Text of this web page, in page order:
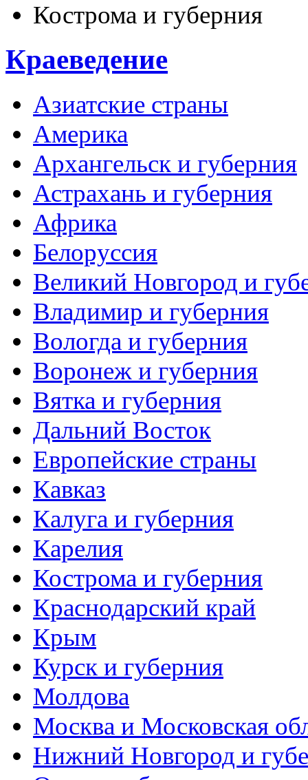
Кострома и губерния
Краеведение
Азиатские страны
Америка
Архангельск и губерния
Астрахань и губерния
Африка
Белоруссия
Великий Новгород и
Владимир и губерния
Вологда и губерния
Воронеж и губерния
Вятка и губерния
Дальний Восток
Европейские страны
Кавказ
Калуга и губерния
Карелия
Кострома и губерния
Краснодарский край
Крым
Курск и губерния
Молдова
Москва и Московская
Нижний Новгород и